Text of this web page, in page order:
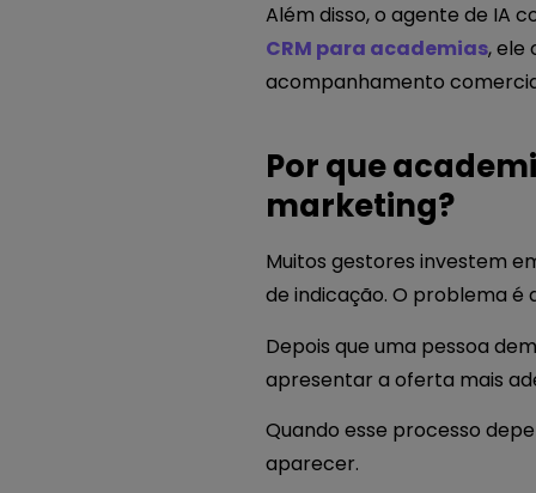
Além disso, o agente de IA
CRM para academias, ele
acompanhamento
Por que
marketing?
Muitos gestores investem
de indicação. O problema
Depois que uma pessoa
apresentar a oferta mais
Quando esse processo
aparecer.